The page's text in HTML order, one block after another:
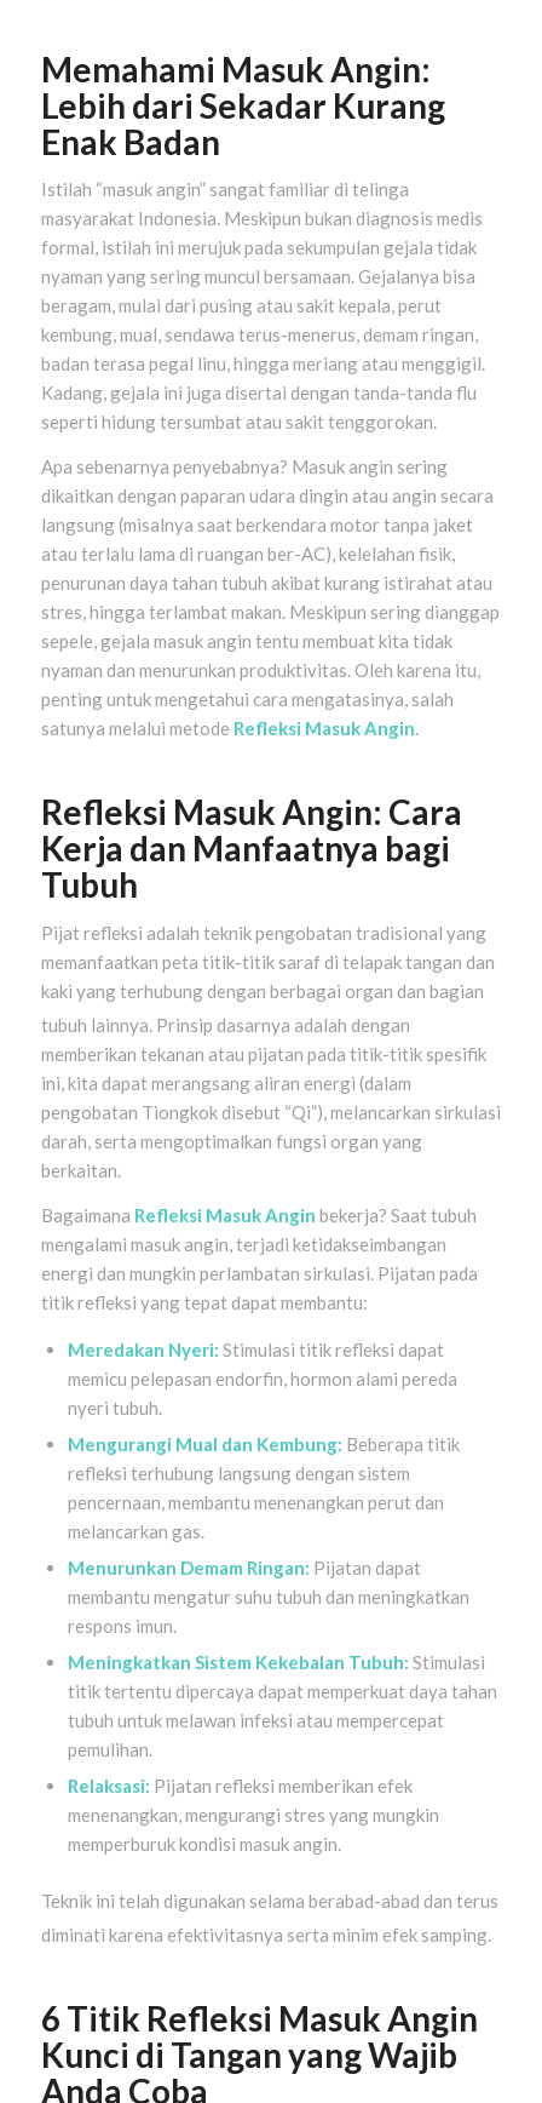
Memahami Masuk Angin:
Lebih dari Sekadar Kurang
Enak Badan
Istilah “masuk angin” sangat familiar di telinga
masyarakat Indonesia. Meskipun bukan diagnosis medis
formal, istilah ini merujuk pada sekumpulan gejala tidak
nyaman yang sering muncul bersamaan. Gejalanya bisa
beragam, mulai dari pusing atau sakit kepala, perut
kembung, mual, sendawa terus-menerus, demam ringan,
badan terasa pegal linu, hingga meriang atau menggigil.
Kadang, gejala ini juga disertai dengan tanda-tanda flu
seperti hidung tersumbat atau sakit tenggorokan.
Apa sebenarnya penyebabnya? Masuk angin sering
dikaitkan dengan paparan udara dingin atau angin secara
langsung (misalnya saat berkendara motor tanpa jaket
atau terlalu lama di ruangan ber-AC), kelelahan fisik,
penurunan daya tahan tubuh akibat kurang istirahat atau
stres, hingga terlambat makan. Meskipun sering dianggap
sepele, gejala masuk angin tentu membuat kita tidak
nyaman dan menurunkan produktivitas. Oleh karena itu,
penting untuk mengetahui cara mengatasinya, salah
satunya melalui metode Refleksi Masuk Angin.
Refleksi Masuk Angin: Cara
Kerja dan Manfaatnya bagi
Tubuh
Pijat refleksi adalah teknik pengobatan tradisional yang
memanfaatkan peta titik-titik saraf di telapak tangan dan
kaki yang terhubung dengan berbagai organ dan bagian
tubuh lainnya. Prinsip dasarnya adalah dengan
memberikan tekanan atau pijatan pada titik-titik spesifik
ini, kita dapat merangsang aliran energi (dalam
pengobatan Tiongkok disebut “Qi”), melancarkan sirkulasi
darah, serta mengoptimalkan fungsi organ yang
berkaitan.
Bagaimana Refleksi Masuk Angin bekerja? Saat tubuh
mengalami masuk angin, terjadi ketidakseimbangan
energi dan mungkin perlambatan sirkulasi. Pijatan pada
titik refleksi yang tepat dapat membantu:
Meredakan Nyeri: Stimulasi titik refleksi dapat
memicu pelepasan endorfin, hormon alami pereda
nyeri tubuh.
Mengurangi Mual dan Kembung: Beberapa titik
refleksi terhubung langsung dengan sistem
pencernaan, membantu menenangkan perut dan
melancarkan gas.
Menurunkan Demam Ringan: Pijatan dapat
membantu mengatur suhu tubuh dan meningkatkan
respons imun.
Meningkatkan Sistem Kekebalan Tubuh: Stimulasi
titik tertentu dipercaya dapat memperkuat daya tahan
tubuh untuk melawan infeksi atau mempercepat
pemulihan.
Relaksasi: Pijatan refleksi memberikan efek
menenangkan, mengurangi stres yang mungkin
memperburuk kondisi masuk angin.
Teknik ini telah digunakan selama berabad-abad dan terus
diminati karena efektivitasnya serta minim efek samping.
6 Titik Refleksi Masuk Angin
Kunci di Tangan yang Wajib
Anda Coba